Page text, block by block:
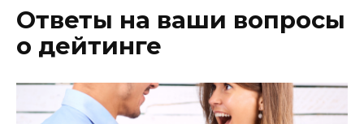
Ответы на ваши вопросы
о дейтинге